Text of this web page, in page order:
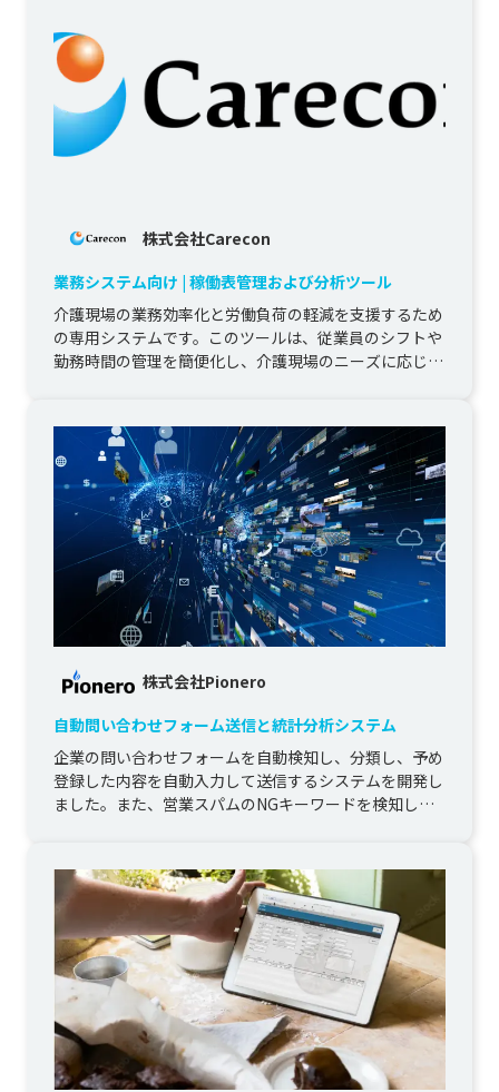
株式会社Carecon
業務システム向け | 稼働表管理および分析ツール
介護現場の業務効率化と労働負荷の軽減を支援するため
の専用システムです。このツールは、従業員のシフトや
勤務時間の管理を簡便化し、介護現場のニーズに応じた
株式会社Pionero
自動問い合わせフォーム送信と統計分析システム
企業の問い合わせフォームを自動検知し、分類し、予め
登録した内容を自動入力して送信するシステムを開発し
ました。また、営業スパムのNGキーワードを検知し、